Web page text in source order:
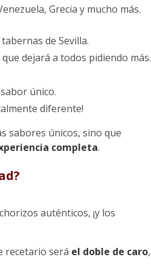
Grecia y mucho más.
de Sevilla.
dejará a todos pidiendo más.
único.
diferente!
sabores únicos, sino que
completa.
auténticos, ¡y los
recetario será el doble de caro,